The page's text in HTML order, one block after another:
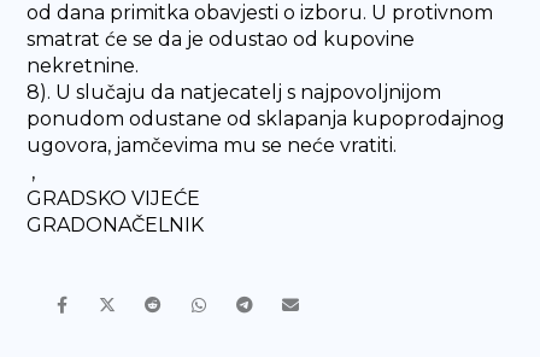
od dana primitka obavjesti o izboru. U protivnom
smatrat će se da je odustao od kupovine
nekretnine.
8). U slučaju da natjecatelj s najpovoljnijom
ponudom odustane od sklapanja kupoprodajnog
ugovora, jamčevima mu se neće vratiti.
,
GRADSKO VIJEĆE
GRADONAČELNIK